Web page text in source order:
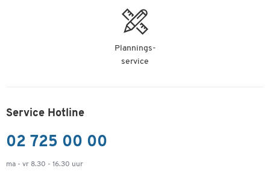
Plannings-
service
Service Hotline
02 725 00 00
ma - vr 8.30 - 16.30 uur